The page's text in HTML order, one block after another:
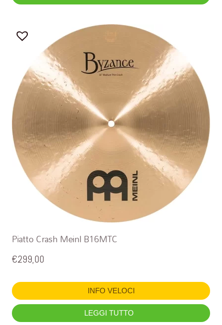
Piatto Crash Meinl B16MTC
€299,00
INFO VELOCI
LEGGI TUTTO